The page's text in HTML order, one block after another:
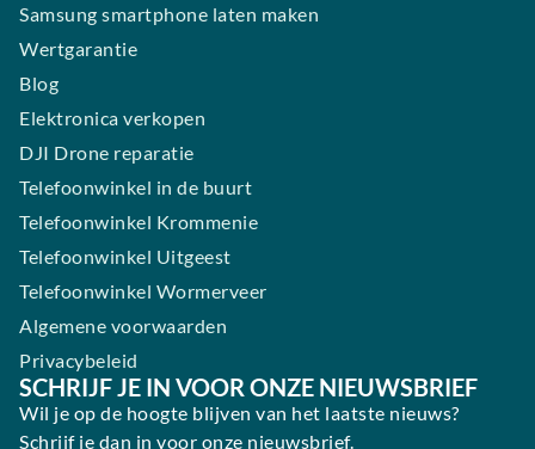
Samsung smartphone laten maken
Wertgarantie
Blog
Elektronica verkopen
DJI Drone reparatie
Telefoonwinkel in de buurt
Telefoonwinkel Krommenie
Telefoonwinkel Uitgeest
Telefoonwinkel Wormerveer
Algemene voorwaarden
Privacybeleid
SCHRIJF JE IN VOOR ONZE NIEUWSBRIEF
Wil je op de hoogte blijven van het laatste nieuws?
Schrijf je dan in voor onze nieuwsbrief.